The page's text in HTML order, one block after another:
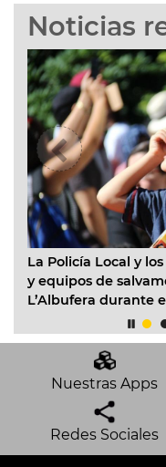
Noticias
La Policía Local y
y equipos de
L’Albufera durante
Nuestras Apps
Redes Sociales